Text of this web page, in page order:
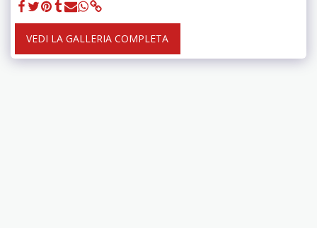
VEDI LA GALLERIA COMPLETA